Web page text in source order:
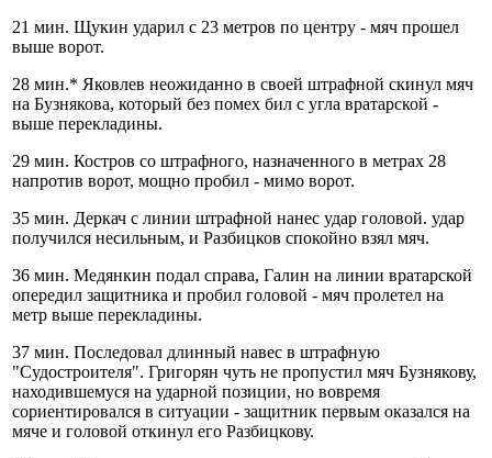
21 мин. Щукин ударил с 23 метров по центру - мяч прошел
выше ворот.
28 мин.* Яковлев неожиданно в своей штрафной скинул мяч
на Бузнякова, который без помех бил с угла вратарской -
выше перекладины.
29 мин. Костров со штрафного, назначенного в метрах 28
напротив ворот, мощно пробил - мимо ворот.
35 мин. Деркач с линии штрафной нанес удар головой. удар
получился несильным, и Разбицков спокойно взял мяч.
36 мин. Медянкин подал справа, Галин на линии вратарской
опередил защитника и пробил головой - мяч пролетел на
метр выше перекладины.
37 мин. Последовал длинный навес в штрафную
"Судостроителя". Григорян чуть не пропустил мяч Бузнякову,
находившемуся на ударной позиции, но вовремя
сориентировался в ситуации - защитник первым оказался на
мяче и головой откинул его Разбицкову.